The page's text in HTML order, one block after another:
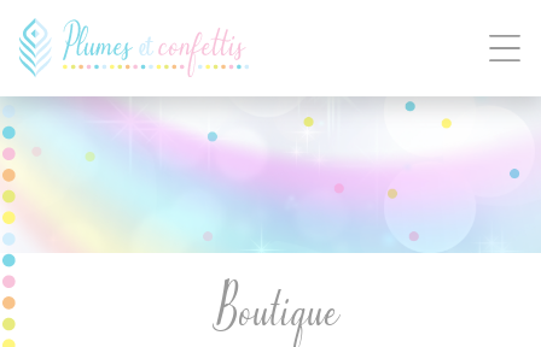
Boutique
Panneau de gestion des cookies